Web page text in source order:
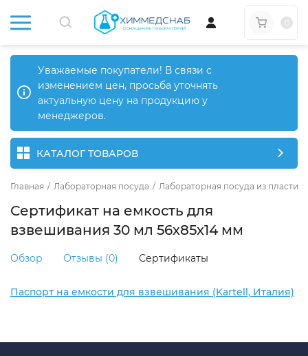
Уважаемые покупатели! В связи с
изменением цен, просьба уточнять
актуальную цену на продукцию у
менеджеров.
КАТАЛОГ ТОВАРОВ
Главная / Лабораторная посуда / Лабораторная посуда из пластика
Сертификат на емкость для
взвешивания 30 мл 56х85х14 мм
Обзор Отзывы (0) Сертификаты
Паспорт на емкости для взвешивания (Kartell, Италия)